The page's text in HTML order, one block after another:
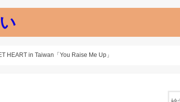
HEART in Taiwan「You Raise Me Up」